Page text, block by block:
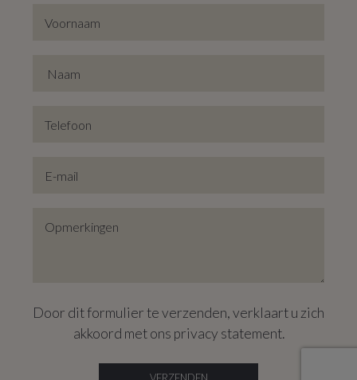
Door dit formulier te verzenden, verklaart u zich
akkoord met ons privacy statement.